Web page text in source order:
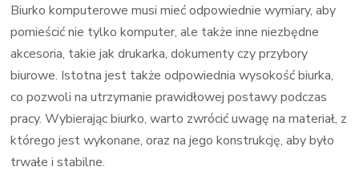
Biurko komputerowe musi mieć odpowiednie wymiary, aby
pomieścić nie tylko komputer, ale także inne niezbędne
akcesoria, takie jak drukarka, dokumenty czy przybory
biurowe. Istotna jest także odpowiednia wysokość biurka,
co pozwoli na utrzymanie prawidłowej postawy podczas
pracy. Wybierając biurko, warto zwrócić uwagę na materiał, z
którego jest wykonane, oraz na jego konstrukcję, aby było
trwałe i stabilne.